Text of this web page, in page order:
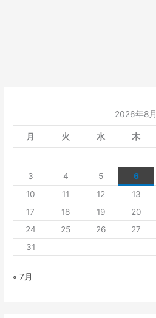
2026年8月
月 火 水 木
3
4 5 6
10
11 12 13
17
18 19 20
24
25 26 27
31
« 7月